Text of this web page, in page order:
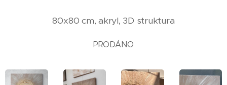
80x80 cm, akryl, 3D struktura
PRODÁNO